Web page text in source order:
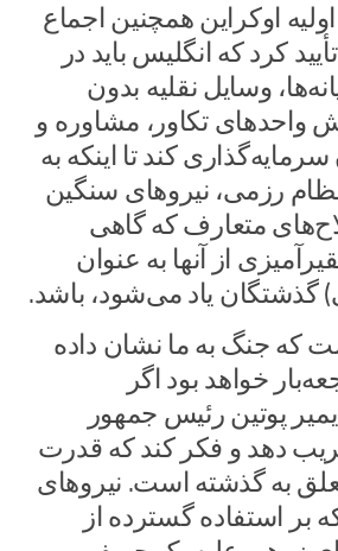
اوکراین همچنین اجماع
کرد که انگلیس باید در
وسایل نقلیه بدون
تکاور، مشاوره و
کند تا اینکه به
رزمی، نیروهای سنگین
متعارف که گاهی
از آنها به عنوان
گذشتگان یاد می‌شود، باشد.
که جنگ به ما نشان داده
خواهد بود اگر
پوتین رئیس جمهور
دهد و فکر کند که قدرت
به گذشته است. نیروهای
بر استفاده گسترده از